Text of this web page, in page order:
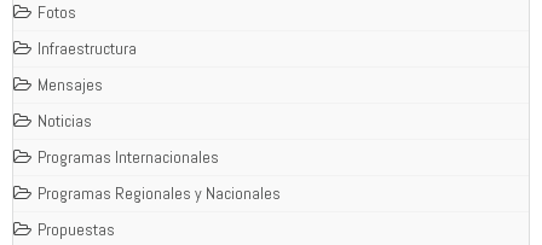
Fotos
Infraestructura
Mensajes
Noticias
Programas Internacionales
Programas Regionales y Nacionales
Propuestas